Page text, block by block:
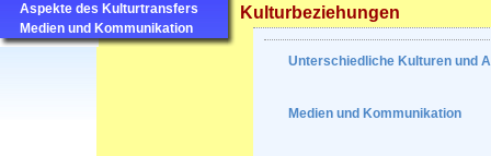
Aspekte des Kulturtransfers
Medien und Kommunikation
Kulturbeziehungen
Unterschiedliche Kulturen und
Medien und Kommunikation